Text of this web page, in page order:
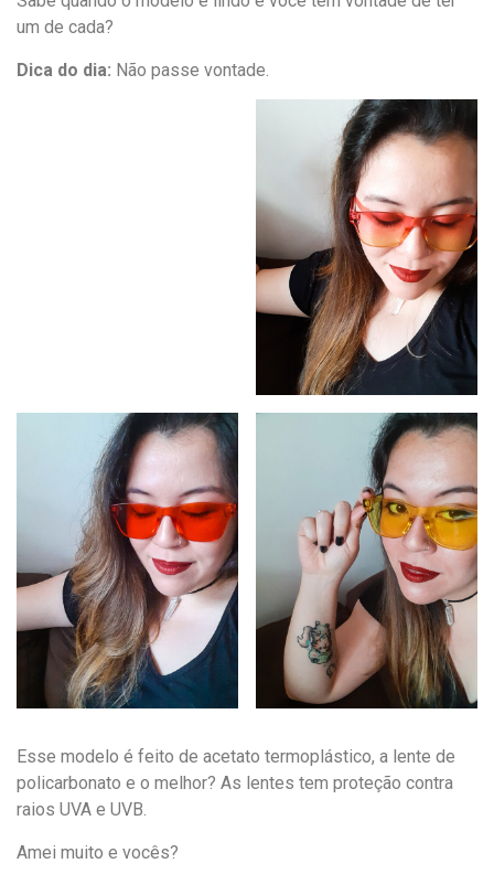
um de cada?
Dica do dia: Não passe vontade.
Esse modelo é feito de acetato termoplástico, a lente de
policarbonato e o melhor? As lentes tem proteção contra
raios UVA e UVB.
Amei muito e vocês?